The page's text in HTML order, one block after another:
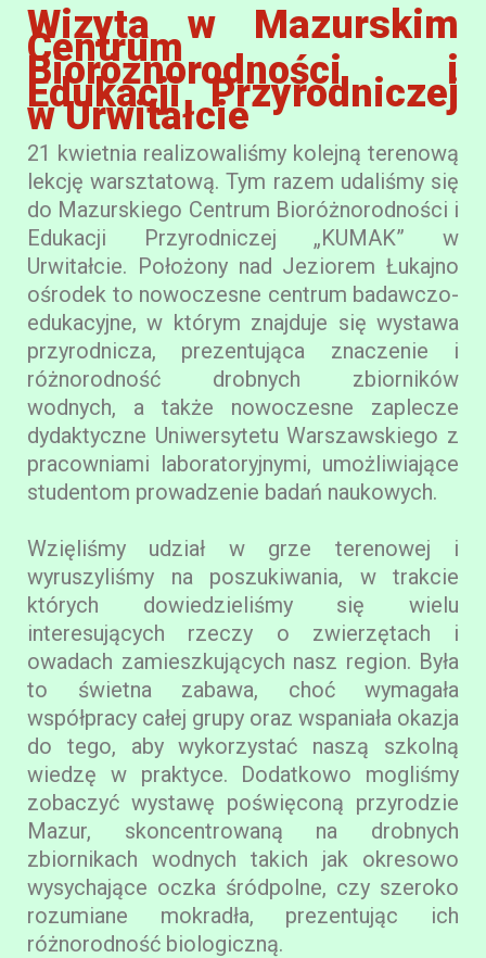
Wizyta w Mazurskim
Centrum
Bioróżnorodności i
Edukacji Przyrodniczej
w Urwitałcie
21 kwietnia realizowaliśmy kolejną terenową
lekcję warsztatową. Tym razem udaliśmy się
do Mazurskiego Centrum Bioróżnorodności i
Edukacji Przyrodniczej „KUMAK” w
Urwitałcie. Położony nad Jeziorem Łukajno
ośrodek to nowoczesne centrum badawczo-
edukacyjne, w którym znajduje się wystawa
przyrodnicza, prezentująca znaczenie i
różnorodność drobnych zbiorników
wodnych, a także nowoczesne zaplecze
dydaktyczne Uniwersytetu Warszawskiego z
pracowniami laboratoryjnymi, umożliwiające
studentom prowadzenie badań naukowych.
Wzięliśmy udział w grze terenowej i
wyruszyliśmy na poszukiwania, w trakcie
których dowiedzieliśmy się wielu
interesujących rzeczy o zwierzętach i
owadach zamieszkujących nasz region. Była
to świetna zabawa, choć wymagała
współpracy całej grupy oraz wspaniała okazja
do tego, aby wykorzystać naszą szkolną
wiedzę w praktyce. Dodatkowo mogliśmy
zobaczyć wystawę poświęconą przyrodzie
Mazur, skoncentrowaną na drobnych
zbiornikach wodnych takich jak okresowo
wysychające oczka śródpolne, czy szeroko
rozumiane mokradła, prezentując ich
różnorodność biologiczną.